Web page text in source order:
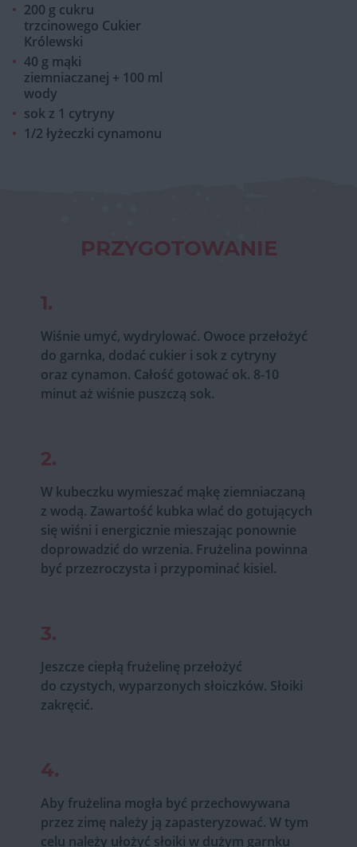
200 g cukru
trzcinowego Cukier
Królewski
40 g mąki
ziemniaczanej + 100 ml
wody
sok z 1 cytryny
1/2 łyżeczki cynamonu
PRZYGOTOWANIE
1.
Wiśnie umyć, wydrylować. Owoce przełożyć
do garnka, dodać cukier i sok z cytryny
oraz cynamon. Całość gotować ok. 8-10
minut aż wiśnie puszczą sok.
2.
W kubeczku wymieszać mąkę ziemniaczaną
z wodą. Zawartość kubka wlać do gotujących
się wiśni i energicznie mieszając ponownie
doprowadzić do wrzenia. Frużelina powinna
być przezroczysta i przypominać kisiel.
3.
Jeszcze ciepłą frużelinę przełożyć
do czystych, wyparzonych słoiczków. Słoiki
zakręcić.
4.
Aby frużelina mogła być przechowywana
przez zimę należy ją zapasteryzować. W tym
celu należy ułożyć słoiki w dużym garnku